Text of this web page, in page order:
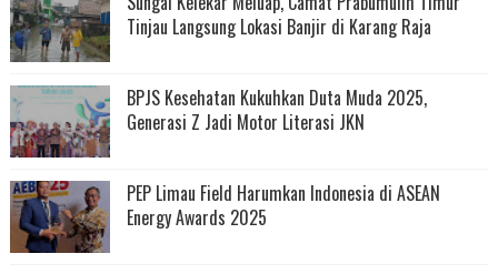
Tinjau Langsung Lokasi Banjir di Karang Raja
BPJS Kesehatan Kukuhkan Duta Muda 2025,
Generasi Z Jadi Motor Literasi JKN
PEP Limau Field Harumkan Indonesia di ASEAN
Energy Awards 2025